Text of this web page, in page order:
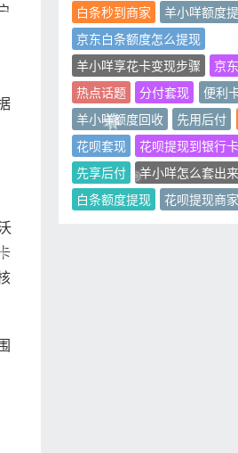
白条秒到商家
羊小咩额度
京东白条额度怎么提现
羊小咩享花卡变现步骤
京
热点话题
分付套现
便利
羊小咩额度回收
先用后付
花呗套现
花呗提现到银行卡
先享后付
羊小咩怎么套出来
白条额度提现
花呗提现商